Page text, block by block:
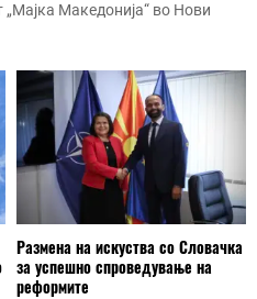
Македонија“ во Нови
Размена на искуства со Словачка
за успешно спроведување на
реформите